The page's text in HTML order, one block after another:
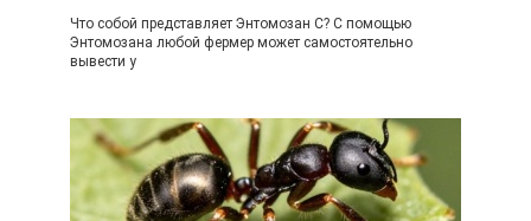
Что собой представляет Энтомозан С? С помощью
Энтомозана любой фермер может самостоятельно
вывести у